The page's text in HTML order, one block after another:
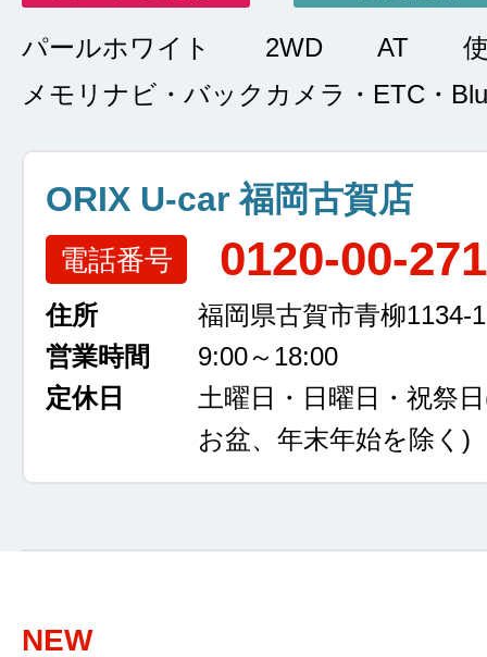
パールホワイト 2WD AT
メモリナビ・バックカメラ・ETC・
ORIX U-car 福岡古賀店
電話番号 0120-00-
住所
福岡県古賀市青柳1134-1
営業時間
9:00～18:00
定休日
土曜日・日曜日・祝祭日
お盆、年末年始を除く)
NEW